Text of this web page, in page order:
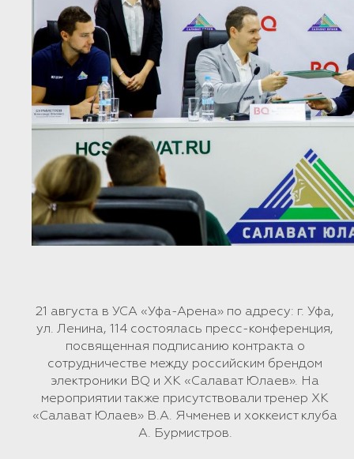
21 августа в УСА «Уфа-Арена» по адресу: г. Уфа,
ул. Ленина, 114 состоялась пресс-конференция,
посвященная подписанию контракта о
сотрудничестве между российским брендом
электроники BQ и ХК «Салават Юлаев». На
мероприятии также присутствовали тренер ХК
«Салават Юлаев» В.А. Ячменев и хоккеист клуба
А. Бурмистров.